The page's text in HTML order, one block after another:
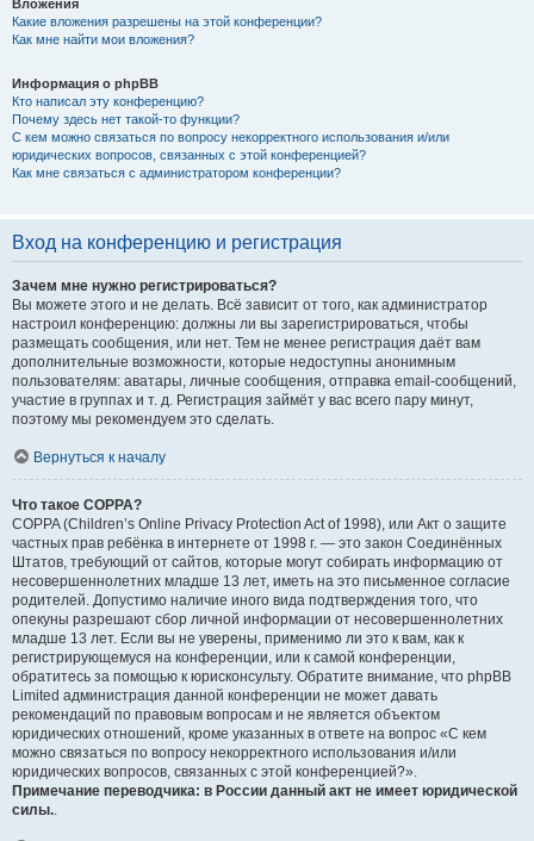
Вложения
Какие вложения разрешены на этой конференции?
Как мне найти мои вложения?
Информация о phpBB
Кто написал эту конференцию?
Почему здесь нет такой-то функции?
С кем можно связаться по вопросу некорректного использования и/или
юридических вопросов, связанных с этой конференцией?
Как мне связаться с администратором конференции?
Вход на конференцию и регистрация
Зачем мне нужно регистрироваться?
Вы можете этого и не делать. Всё зависит от того, как администратор
настроил конференцию: должны ли вы зарегистрироваться, чтобы
размещать сообщения, или нет. Тем не менее регистрация даёт вам
дополнительные возможности, которые недоступны анонимным
пользователям: аватары, личные сообщения, отправка email-сообщений,
участие в группах и т. д. Регистрация займёт у вас всего пару минут,
поэтому мы рекомендуем это сделать.
Вернуться к началу
Что такое COPPA?
COPPA (Children’s Online Privacy Protection Act of 1998), или Акт о защите
частных прав ребёнка в интернете от 1998 г. — это закон Соединённых
Штатов, требующий от сайтов, которые могут собирать информацию от
несовершеннолетних младше 13 лет, иметь на это письменное согласие
родителей. Допустимо наличие иного вида подтверждения того, что
опекуны разрешают сбор личной информации от несовершеннолетних
младше 13 лет. Если вы не уверены, применимо ли это к вам, как к
регистрирующемуся на конференции, или к самой конференции,
обратитесь за помощью к юрисконсульту. Обратите внимание, что phpBB
Limited администрация данной конференции не может давать
рекомендаций по правовым вопросам и не является объектом
юридических отношений, кроме указанных в ответе на вопрос «С кем
можно связаться по вопросу некорректного использования и/или
юридических вопросов, связанных с этой конференцией?».
Примечание переводчика: в России данный акт не имеет юридической
силы..